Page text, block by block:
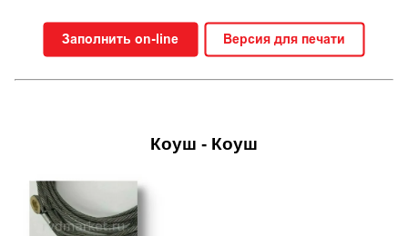
Коуш - Коуш